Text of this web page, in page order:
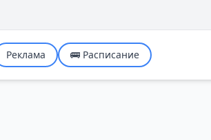
Реклама 🚌 Расписание